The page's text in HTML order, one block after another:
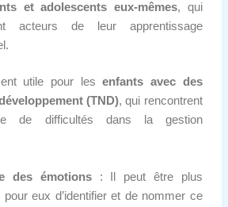
et adolescents eux-mêmes, qui
acteurs de leur apprentissage
utile pour lesenfants avec des
(TND), qui rencontrent
de difficultés dans la gestion
des émotions: Il peut être plus
pour eux d’identifier et de nommer ce